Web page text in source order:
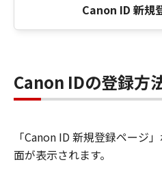
Canon ID 新規
Canon IDの登録方
「Canon ID 新規登録ページ
面が表示されます。